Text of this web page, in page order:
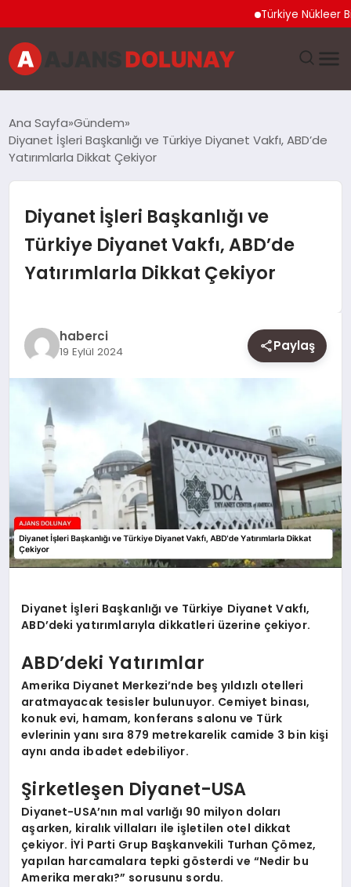
Türkiye Nükleer Bilim
EĞITIM
GENEL
GÜNCEL
SAĞLIK
SPOR
YAŞAM
Ana Sayfa Gündem
Diyanet İşleri Başkanlığı ve Türkiye Diyanet Vakfı, ABD’de
Yatırımlarla Dikkat Çekiyor
Diyanet İşleri Başkanlığı ve
Türkiye Diyanet Vakfı, ABD’de
Yatırımlarla Dikkat Çekiyor
haberci
19 Eylül 2024 Paylaş
Diyanet İşleri Başkanlığı ve Türkiye Diyanet Vakfı,
ABD’deki yatırımlarıyla dikkatleri üzerine çekiyor.
ABD’deki Yatırımlar
Amerika Diyanet Merkezi’nde beş yıldızlı otelleri
aratmayacak tesisler bulunuyor. Cemiyet binası,
konuk evi, hamam, konferans salonu ve Türk
evlerinin yanı sıra 879 metrekarelik camide 3 bin kişi
aynı anda ibadet edebiliyor.
Şirketleşen Diyanet-USA
Diyanet-USA’nın mal varlığı 90 milyon doları
aşarken, kiralık villaları ile işletilen otel dikkat
çekiyor. İYİ Parti Grup Başkanvekili Turhan Çömez,
yapılan harcamalara tepki gösterdi ve “Nedir bu
Amerika merakı?” sorusunu sordu.